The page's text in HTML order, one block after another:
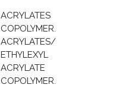
ACRYLATES
COPOLYMER.
ACRYLATES/
ETHYLEXYL
ACRYLATE
COPOLYMER.